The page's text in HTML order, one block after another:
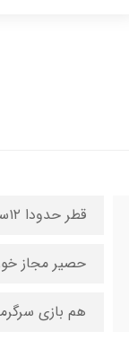
قطر حدودا ۱۲سانت
حصیر مجاز
هم بازی